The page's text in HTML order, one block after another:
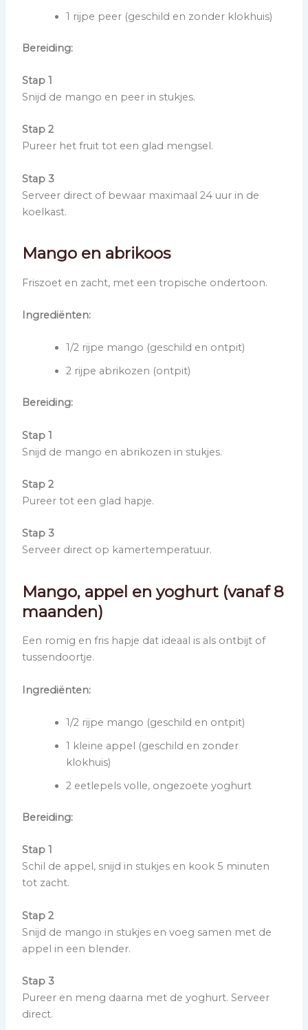
1 rijpe peer (geschild en zonder klokhuis)
Bereiding:
Stap 1
Snijd de mango en peer in stukjes.
Stap 2
Pureer het fruit tot een glad mengsel.
Stap 3
Serveer direct of bewaar maximaal 24 uur in de
koelkast.
Mango en abrikoos
Friszoet en zacht, met een tropische ondertoon.
Ingrediënten:
1/2 rijpe mango (geschild en ontpit)
2 rijpe abrikozen (ontpit)
Bereiding:
Stap 1
Snijd de mango en abrikozen in stukjes.
Stap 2
Pureer tot een glad hapje.
Stap 3
Serveer direct op kamertemperatuur.
Mango, appel en yoghurt (vanaf 8
maanden)
Een romig en fris hapje dat ideaal is als ontbijt of
tussendoortje.
Ingrediënten:
1/2 rijpe mango (geschild en ontpit)
1 kleine appel (geschild en zonder
klokhuis)
2 eetlepels volle, ongezoete yoghurt
Bereiding:
Stap 1
Schil de appel, snijd in stukjes en kook 5 minuten
tot zacht.
Stap 2
Snijd de mango in stukjes en voeg samen met de
appel in een blender.
Stap 3
Pureer en meng daarna met de yoghurt. Serveer
direct.